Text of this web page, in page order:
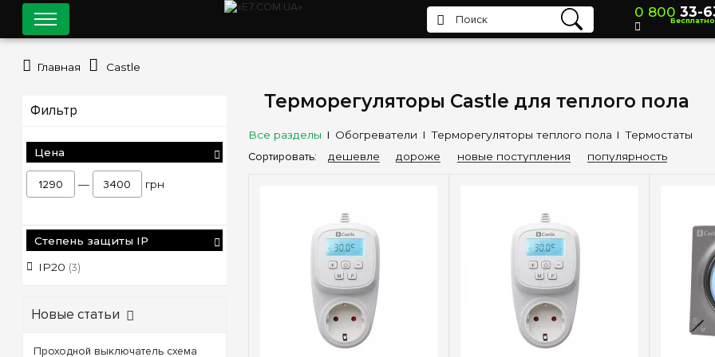
Терморегуляторы Castle для теплого пола
Все разделы Обогреватели Терморегуляторы теплого пола Термостаты
Сортировать: дешевле дороже новые поступления популярность
Фильтр
Цена
— грн
Степень защиты IP
IP20 (3)
Новые статьи
Проходной выключатель схема
0 800 33-
Бесплатно
Главная Castle